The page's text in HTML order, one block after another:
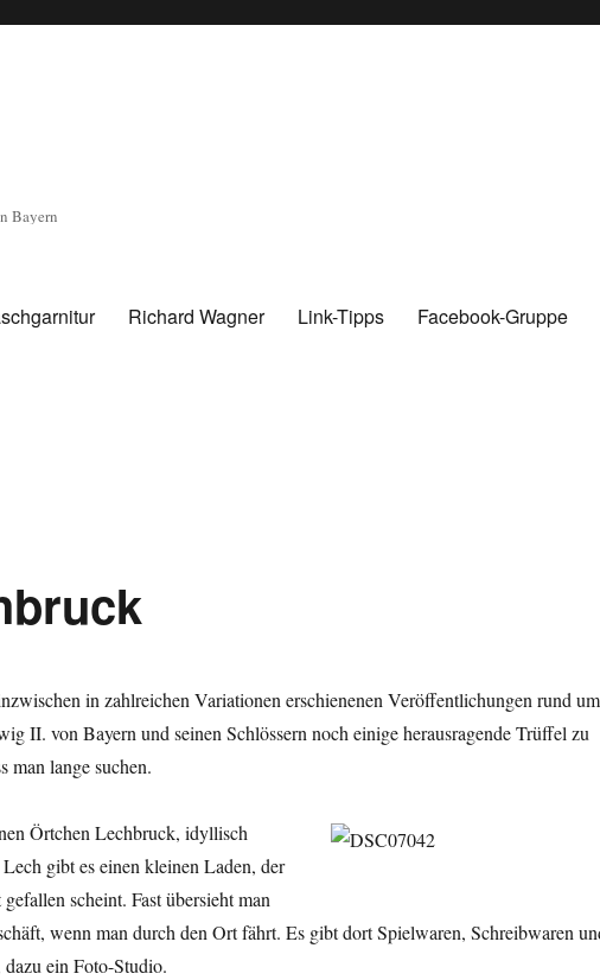
Bayern
Richard Wagner Link-Tipps Facebook-Gruppe
in zahlreichen Variationen erschienenen Veröffentlichungen rund um
II. von Bayern und seinen Schlössern noch einige herausragende Trüffel zu
man lange suchen.
Örtchen Lechbruck, idyllisch
Lech gibt es einen kleinen Laden, der
scheint. Fast übersieht man
wenn man durch den Ort fährt. Es gibt dort Spielwaren, Schreibwaren
dazu ein Foto-Studio.